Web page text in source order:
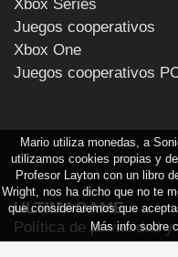
Xbox Series
Juegos cooperativos
Xbox One
Juegos cooperativos
ULTIMAGAME
Política de privacidad y
Mario utiliza monedas, a
utilizamos cookies propias y
Profesor Layton con un libro
Wright, nos ha dicho que no te
que consideraremos que
Más info sobre